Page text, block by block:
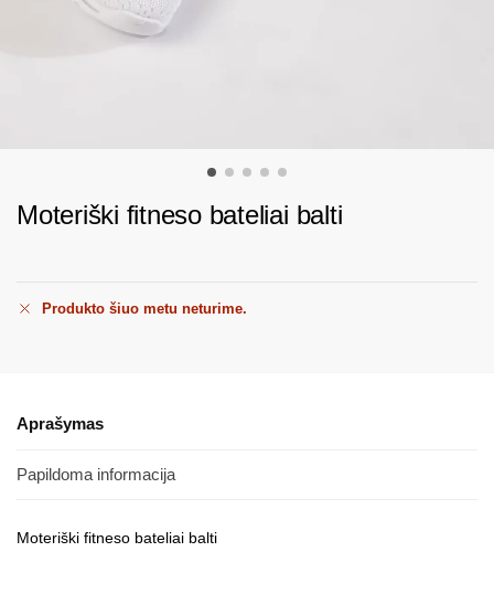
Moteriški fitneso bateliai balti
Produkto šiuo metu neturime.
Aprašymas
Papildoma informacija
Moteriški fitneso bateliai balti